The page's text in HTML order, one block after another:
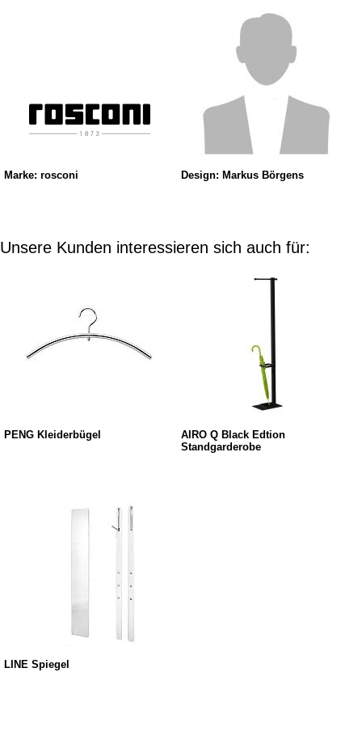
Marke: rosconi Design: Markus Börgens
Unsere Kunden interessieren sich auch für:
PENG Kleiderbügel
AIRO Q Black Edtion
Standgarderobe
LINE Spiegel